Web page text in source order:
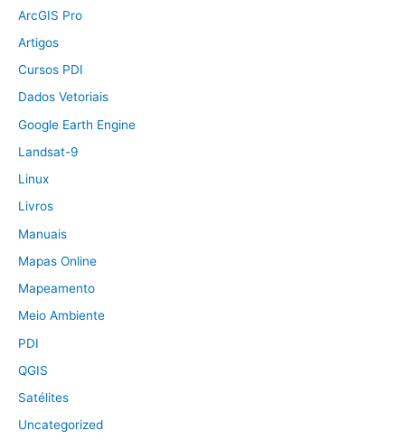
ArcGIS Pro
Artigos
Cursos PDI
Dados Vetoriais
Google Earth Engine
Landsat-9
Linux
Livros
Manuais
Mapas Online
Mapeamento
Meio Ambiente
PDI
QGIS
Satélites
Uncategorized